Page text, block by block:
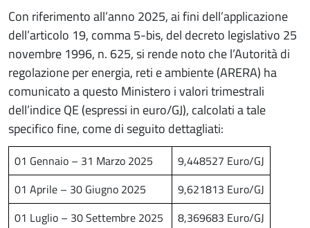
Con riferimento all’anno 2025, ai fini dell’applicazione
dell’articolo 19, comma 5-bis, del decreto legislativo 25
novembre 1996, n. 625, si rende noto che l’Autorità di
regolazione per energia, reti e ambiente (ARERA) ha
comunicato a questo Ministero i valori trimestrali
dell’indice QE (espressi in euro/GJ), calcolati a tale
specifico fine, come di seguito dettagliati:
01 Gennaio – 31 Marzo 2025
9,448527 Euro/GJ
01 Aprile – 30 Giugno 2025
9,621813 Euro/GJ
01 Luglio – 30 Settembre 2025
8,369683 Euro/GJ